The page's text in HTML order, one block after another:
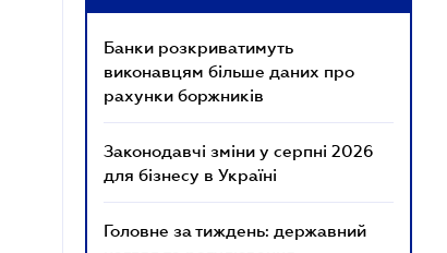
Банки розкриватимуть
виконавцям більше даних про
рахунки боржників
Законодавчі зміни у серпні 2026
для бізнесу в Україні
Головне за тиждень: державний